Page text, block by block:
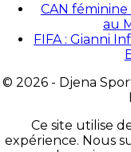
CAN
au
FIFA : Gianni
© 2026 - Djena
Ce site utilise
expérience. Nous